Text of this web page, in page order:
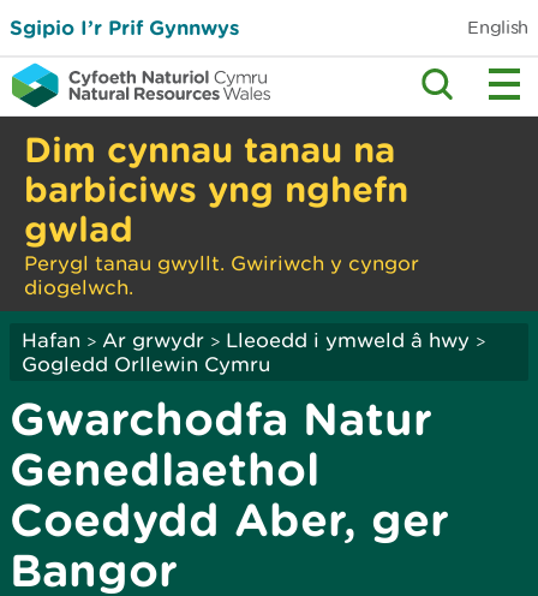
Sgipio I’r Prif Gynnwys English
Dim cynnau tanau na
barbiciws yng nghefn
gwlad
Perygl tanau gwyllt. Gwiriwch y cyngor
diogelwch.
Hafan > Ar grwydr > Lleoedd i ymweld â hwy >
Gogledd Orllewin Cymru
Gwarchodfa Natur
Genedlaethol
Coedydd Aber, ger
Bangor